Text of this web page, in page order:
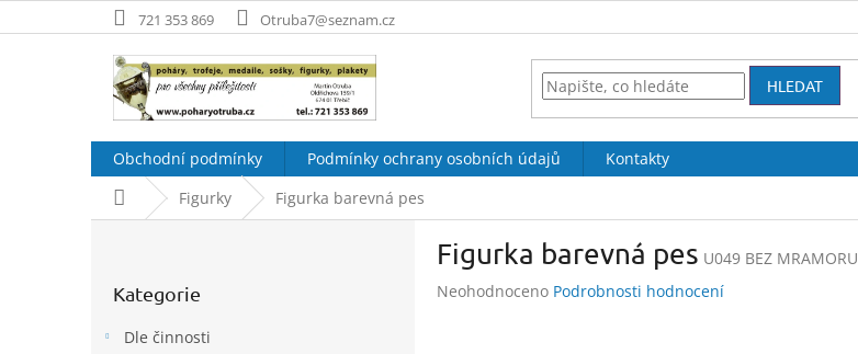
na
721 353 869 Otruba7@seznam.cz
HLEDAT
Obchodní podmínky Podmínky ochrany osobních údajů
Kontakty
Domů Figurky Figurka barevná pes
kategorie
Kategorie
Dle činnosti
Figurka barevná pes U049 BEZ MRAMORU
Průměrné
Neohodnoceno Podrobnosti hodnocení